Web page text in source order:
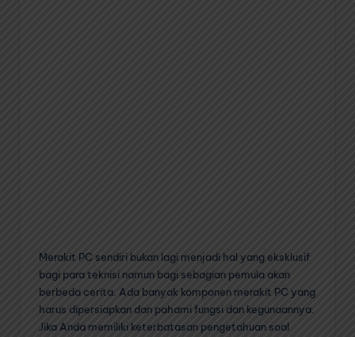
Merakit PC sendiri bukan lagi menjadi hal yang eksklusif
bagi para teknisi namun bagi sebagian pemula akan
berbeda cerita. Ada banyak komponen merakit PC yang
harus dipersiapkan dan pahami fungsi dan kegunaannya.
Jika Anda memiliki keterbatasan pengetahuan soal